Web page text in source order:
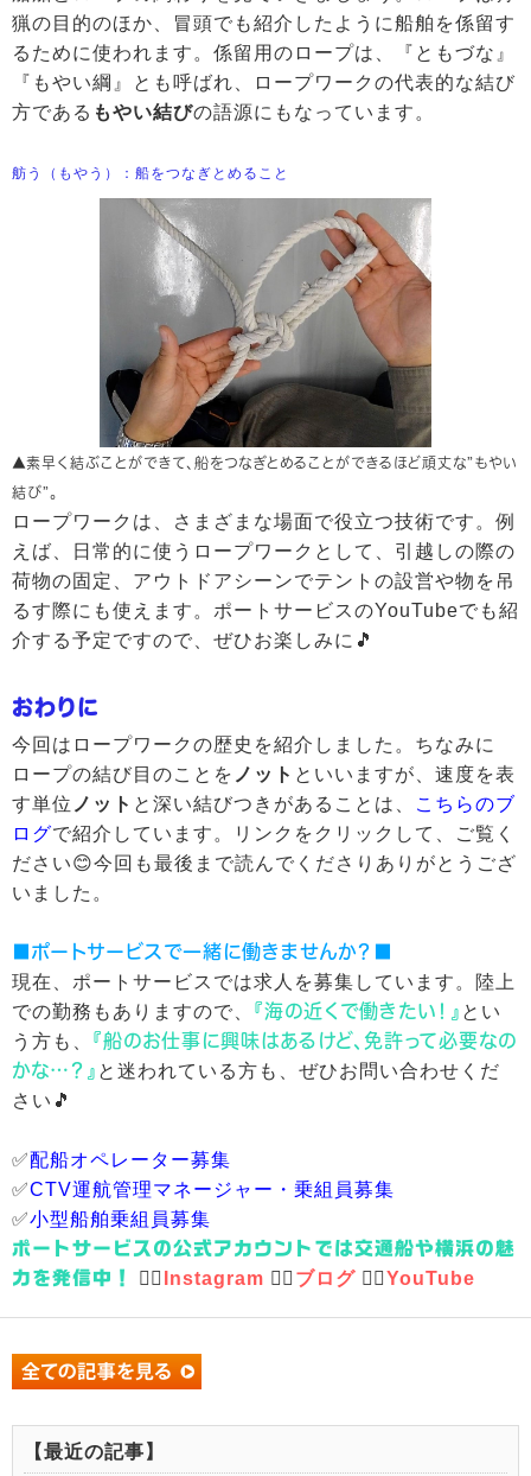
猟の目的のほか、冒頭でも紹介したように船舶を係留す
るために使われます。係留用のロープは、『ともづな』
『もやい綱』とも呼ばれ、ロープワークの代表的な結び
方である もやい結びの語源にもなっています。
舫う（もやう）：船をつなぎとめること
▲素早く結ぶことができて、船をつなぎとめることができるほど頑丈な”もやい
結び”。
ロープワークは、さまざまな場面で役立つ技術です。例
えば、日常的に使うロープワークとして、引越しの際の
荷物の固定、アウトドアシーンでテントの設営や物を吊
るす際にも使えます。ポートサービスのYouTubeでも紹
介する予定ですので、ぜひお楽しみに🎵
おわりに
今回はロープワークの歴史を紹介しました。ちなみに
ロープの結び目のことを ノット といいますが、速度を表
す単位 ノット と深い結びつきがあることは、
こちらのブ
ログで紹介しています。リンクをクリックして、ご覧く
ださい😊今回も最後まで読んでくださりありがとうござ
いました。
■ポートサービスで一緒に働きませんか？■
現在、ポートサービスでは求人を募集しています。陸上
での勤務もありますので、 『海の近くで働きたい！』 とい
う方も、 『船のお仕事に興味はあるけど、免許って必要なの
かな…？』 と迷われている方も、ぜひお問い合わせくだ
さい🎵
✅配船オペレーター募集
✅CTV運航管理マネージャー・乗組員募集
✅小型船舶乗組員募集
ポートサービスの公式アカウントでは交通船や横浜の魅
力を発信中！
💁‍♀️ Instagram 💁‍♀️ ブログ 💁‍♀️YouTube
【最近の記事】